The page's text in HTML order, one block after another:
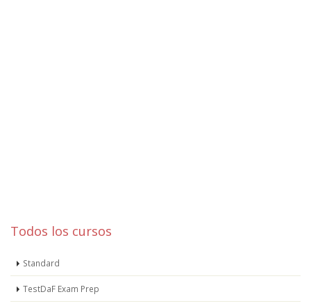
Todos los cursos
Standard
TestDaF Exam Prep